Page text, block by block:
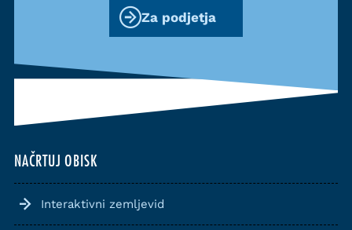
NAČRTUJ OBISK
Interaktivni zemljevid
Za podjetja